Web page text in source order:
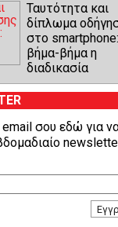
Ταυτότητα και
δίπλωμα
στο smartphone:
βήμα-βήμα η
διαδικασία
σου εδώ για